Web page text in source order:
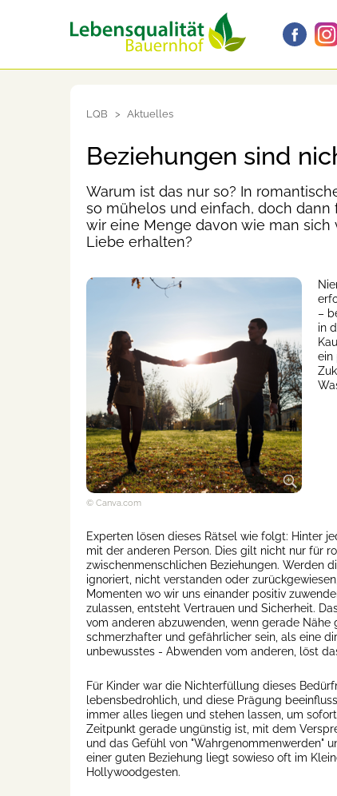
LQB Aktuelles
Beziehungen sind
Warum ist das nur so? In
so mühelos und einfach, doch dann
wir eine Menge davon wie man sich
Liebe erhalten?
© Canva.com
–
in
ein
Experten lösen dieses Rätsel wie folgt: Hinter
mit der anderen Person. Dies gilt nicht nur für
zwischenmenschlichen Beziehungen. Werden
ignoriert, nicht verstanden oder
Momenten wo wir uns einander positiv
zulassen, entsteht Vertrauen und Sicherheit.
vom anderen abzuwenden, wenn gerade
schmerzhafter und gefährlicher sein, als eine
unbewusstes - Abwenden vom anderen, löst
Für Kinder war die Nichterfüllung dieses
lebensbedrohlich, und diese Prägung
immer alles liegen und stehen lassen, um
Zeitpunkt gerade ungünstig ist, mit dem
und das Gefühl von "Wahrgenommenwerden"
einer guten Beziehung liegt sowieso oft im
Hollywoodgesten.